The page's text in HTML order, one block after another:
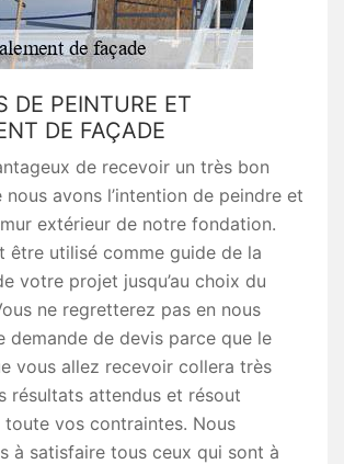
DE PEINTURE ET
DE FAÇADE
de recevoir un très bon
nous avons l’intention de peindre et
extérieur de notre fondation.
être utilisé comme guide de la
votre projet jusqu’au choix du
ne regretterez pas en nous
demande de devis parce que le
vous allez recevoir collera très
résultats attendus et résout
vos contraintes. Nous
à satisfaire tous ceux qui sont à